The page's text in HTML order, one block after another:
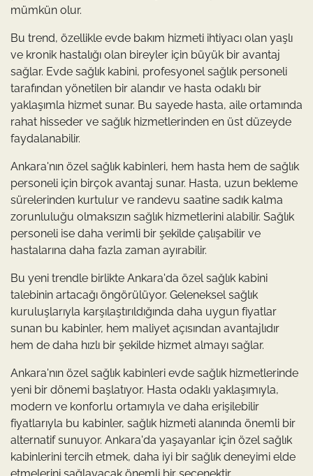
mümkün olur.
Bu trend, özellikle evde bakım hizmeti ihtiyacı olan yaşlı
ve kronik hastalığı olan bireyler için büyük bir avantaj
sağlar. Evde sağlık kabini, profesyonel sağlık personeli
tarafından yönetilen bir alandır ve hasta odaklı bir
yaklaşımla hizmet sunar. Bu sayede hasta, aile ortamında
rahat hisseder ve sağlık hizmetlerinden en üst düzeyde
faydalanabilir.
Ankara'nın özel sağlık kabinleri, hem hasta hem de sağlık
personeli için birçok avantaj sunar. Hasta, uzun bekleme
sürelerinden kurtulur ve randevu saatine sadık kalma
zorunluluğu olmaksızın sağlık hizmetlerini alabilir. Sağlık
personeli ise daha verimli bir şekilde çalışabilir ve
hastalarına daha fazla zaman ayırabilir.
Bu yeni trendle birlikte Ankara'da özel sağlık kabini
talebinin artacağı öngörülüyor. Geleneksel sağlık
kuruluşlarıyla karşılaştırıldığında daha uygun fiyatlar
sunan bu kabinler, hem maliyet açısından avantajlıdır
hem de daha hızlı bir şekilde hizmet almayı sağlar.
Ankara'nın özel sağlık kabinleri evde sağlık hizmetlerinde
yeni bir dönemi başlatıyor. Hasta odaklı yaklaşımıyla,
modern ve konforlu ortamıyla ve daha erişilebilir
fiyatlarıyla bu kabinler, sağlık hizmeti alanında önemli bir
alternatif sunuyor. Ankara'da yaşayanlar için özel sağlık
kabinlerini tercih etmek, daha iyi bir sağlık deneyimi elde
etmelerini sağlayacak önemli bir seçenektir.